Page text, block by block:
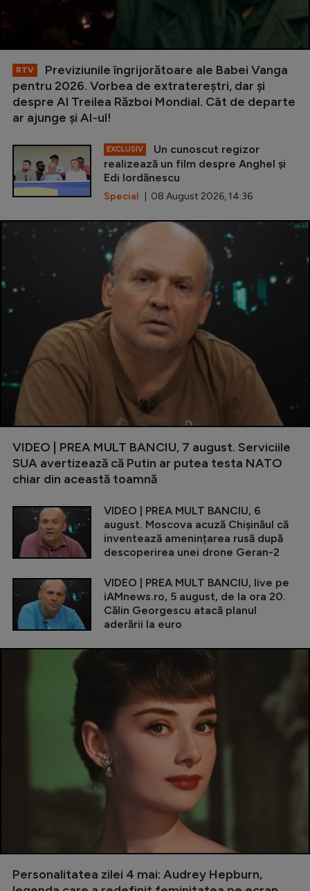
RTV
Previziunile îngrijorătoare ale Babei Vanga
pentru 2026. Vorbea de extratereștri, dar și
despre Al Treilea Război Mondial. Cât de departe
ar ajunge și AI-ul!
EXCLUSIV
Un cunoscut regizor
realizează un film despre Anghel și
Edi Iordănescu
Special | 08 August 2026, 14:36
VIDEO | PREA MULT BANCIU, 7 august. Serviciile
SUA avertizează că Putin ar putea testa NATO
chiar din această toamnă
VIDEO | PREA MULT BANCIU, 6
august. Moscova acuză Chișinăul că
inventează amenințarea rusă după
descoperirea unei drone Geran-2
VIDEO | PREA MULT BANCIU, live pe
iAMnews.ro, 5 august, de la ora 20.
Călin Georgescu atacă planul
aderării la euro
Personalitatea zilei 4 mai: Audrey Hepburn,